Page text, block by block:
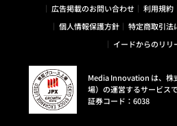
広告掲載のお問い合わせ
利用規約
個人情報保護方針
特定商取引法
イードからのリリ
Media Innovation は、株
場）の運営するサービスで
証券コード：6038